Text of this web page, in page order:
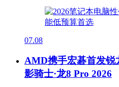
07.08
AMD携手宏碁首发锐
影骑士·龙8 Pro 2026